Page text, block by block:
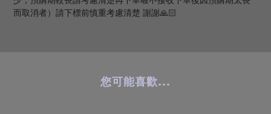
而取消者）請下標前慎重考慮清楚 謝謝🙏🏻
您可能喜歡...